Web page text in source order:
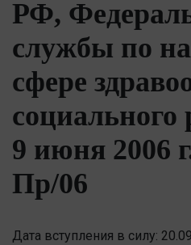
РФ,
службы по
сфере
социального
9 июня 2006
Пр/06
Дата вступления в силу: